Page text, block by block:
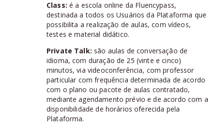
Class: é a escola online da Fluencypass,
destinada a todos os Usuários da Plataforma que
possibilita a realização de aulas, com vídeos,
testes e material didático.
Private Talk: são aulas de conversação de
idioma, com duração de 25 (vinte e cinco)
minutos, via videoconferência, com professor
particular com frequência determinada de acordo
com o plano ou pacote de aulas contratado,
mediante agendamento prévio e de acordo com a
disponibilidade de horários oferecida pela
Plataforma.